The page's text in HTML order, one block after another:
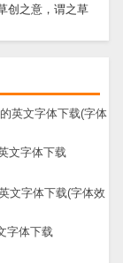
创之意，谓之草
文字体下载
字体下载